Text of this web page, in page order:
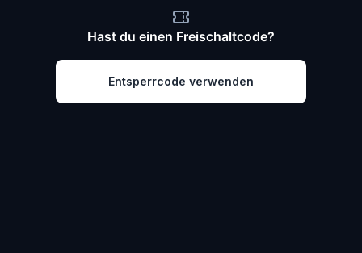
Hast du einen Freischaltcode?
Entsperrcode verwenden